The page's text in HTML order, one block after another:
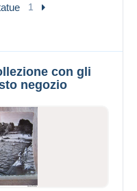
1
con gli
negozio